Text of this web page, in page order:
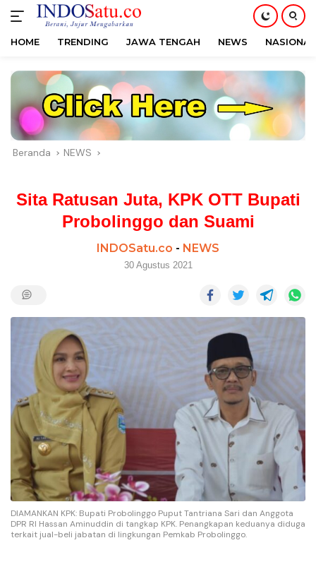
konten
HOME TRENDING JAWA TENGAH NEWS NASIONAL
Beranda NEWS
Sita Ratusan Juta, KPK OTT Bupati
Probolinggo dan Suami
INDOSatu.co - NEWS
30 Agustus 2021
DIAMANKAN KPK: Bupati Probolinggo Puput Tantriana Sari dan Anggota
DPR RI Hassan Aminuddin di tangkap KPK. Penangkapan keduanya diduga
terkait jual-beli jabatan di lingkungan Pemkab Probolinggo.